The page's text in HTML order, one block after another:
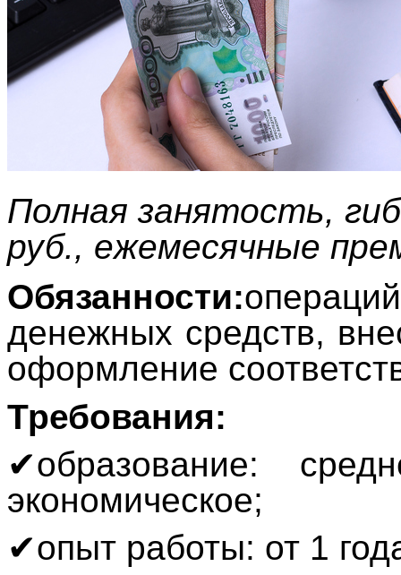
Полная занятость,
руб., ежемесячные
Обязанности:
денежных средств,
оформление
Требования:
✔образование:
экономическое;
✔опыт работы: от 1